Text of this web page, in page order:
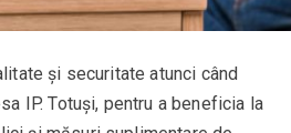
și securitate atunci când
IP. Totuși, pentru a beneficia la